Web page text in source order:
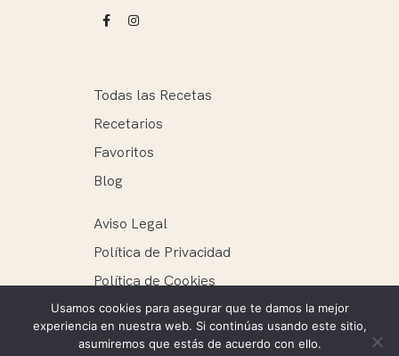
Todas las Recetas
Recetarios
Favoritos
Blog
Aviso Legal
Política de Privacidad
Política de Cookies
Recetags ® 2025. Todos los derechos reservados.
Usamos cookies para asegurar que te damos la mejor
experiencia en nuestra web. Si continúas usando este sitio,
asumiremos que estás de acuerdo con ello.